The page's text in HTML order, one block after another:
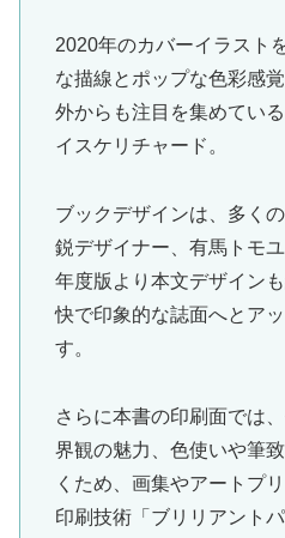
2020年のカバーイラスト
な描線とポップな色彩感
外からも注目を集めてい
イスケリチャード。
ブックデザインは、多く
鋭デザイナー、有馬トモ
年度版より本文デザイン
快で印象的な誌面へとア
す。
さらに本書の印刷面では
界観の魅力、色使いや筆
くため、画集やアートプ
印刷技術「ブリリアント